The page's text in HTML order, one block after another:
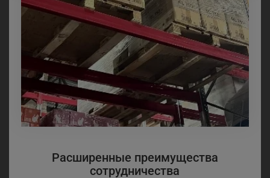
Расширенные преимущества
сотрудничества